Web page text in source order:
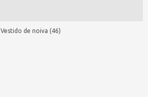
Vestido de noiva (46)